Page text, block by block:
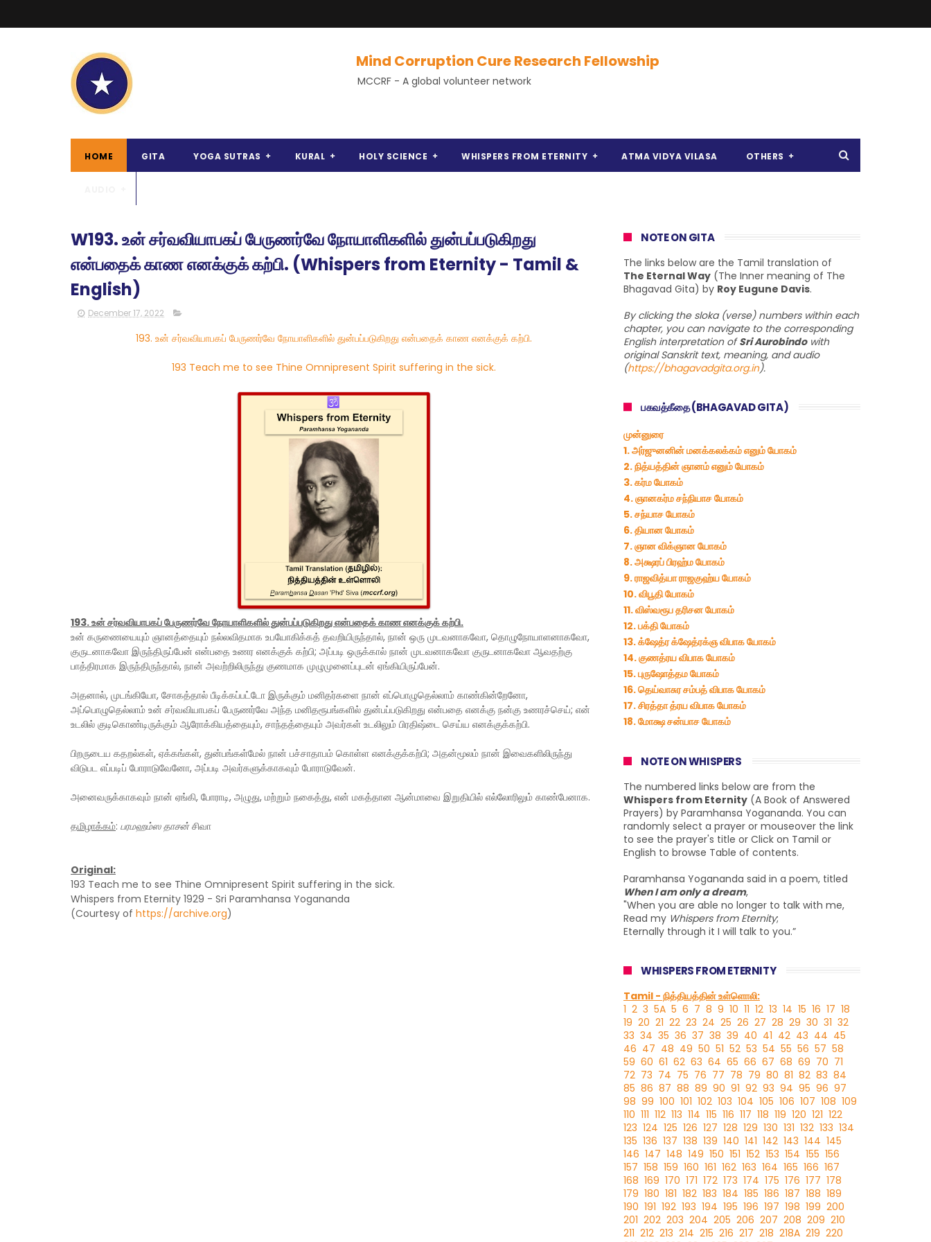
Mind Corruption Cure Research Fellowship
MCCRF - A global volunteer network
HOME GITA YOGA SUTRAS KURAL HOLY SCIENCE WHISPERS FROM ETERNITY ATMA VIDYA VILASA OTHERS
W193. உன் சர்வவியாபகப் பேருணர்வே நோயாளிகளில் துன்பப்படுகிறது
என்பதைக் காண எனக்குக் கற்பி. (Whispers from Eternity - Tamil &
English)
December 17, 2022
193. உன் சர்வவியாபகப் பேருணர்வே நோயாளிகளில் துன்பப்படுகிறது என்பதைக் காண எனக்குக் கற்பி.
193 Teach me to see Thine Omnipresent Spirit suffering in the sick.
193. உன் சர்வவியாபகப் பேருணர்வே நோயாளிகளில் துன்பப்படுகிறது என்பதைக் காண எனக்குக் கற்பி.
உன் கருணையையும் ஞானத்தையும் நல்லவிதமாக உபயோகிக்கத் தவறியிருந்தால், நான் ஒரு முடவனாகவோ, தொழுநோயாளனாகவோ,
குருடனாகவோ இருந்திருப்பேன் என்பதை உணர எனக்குக் கற்பி; அப்படி ஒருக்கால் நான் முடவனாகவோ குருடனாகவோ ஆவதற்கு
பாத்திரமாக இருந்திருந்தால், நான் அவற்றிலிருந்து குணமாக முழுமுனைப்புடன் ஏங்கியிருப்பேன்.
அதனால், முடங்கியோ, சோகத்தால் பீடிக்கப்பட்டோ இருக்கும் மனிதர்களை நான் எப்பொழுதெல்லாம் காண்கின்றேனோ,
அப்பொழுதெல்லாம் உன் சர்வவியாபகப் பேருணர்வே அந்த மனிதரூபங்களில் துன்பப்படுகிறது என்பதை எனக்கு நன்கு உணரச்செய்; என்
உடலில் குடிகொண்டிருக்கும் ஆரோக்கியத்தையும், சாந்தத்தையும் அவர்கள் உடலிலும் பிரதிஷ்டை செய்ய எனக்குக்கற்பி.
பிறருடைய கதறல்கள், ஏக்கங்கள், துன்பங்கள்மேல் நான் பச்சாதாபம் கொள்ள எனக்குக்கற்பி; அதன்மூலம் நான் இவைகளிலிருந்து
விடுபட எப்படிப் போராடுவேனோ, அப்படி அவர்களுக்காகவும் போராடுவேன்.
அனைவருக்காகவும் நான் ஏங்கி, போராடி, அழுது, மற்றும் நகைத்து, என் மகத்தான ஆன்மாவை இறுதியில் எல்லோரிலும் காண்பேனாக.
தமிழாக்கம்: பரமஹம்ஸ தாசன்சிவா
Original:
193 Teach me to see Thine Omnipresent Spirit suffering in the sick.
Whispers from Eternity 1929 - Sri Paramhansa Yogananda
(Courtesy of https://archive.org)
NOTE ON GITA
The links below are the Tamil translation of
The Eternal Way (The Inner meaning of The
Bhagavad Gita) by Roy Eugune Davis.
By clicking the sloka (verse) numbers within each
chapter, you can navigate to the corresponding
English interpretation ofSri Aurobindowith
original Sanskrit text, meaning, and audio
(https://bhagavadgita.org.in).
பகவத்கீதை (BHAGAVAD GITA)
முன்னுரை
1. அர்ஜுனனின் மனக்கலக்கம் எனும் யோகம்
2. நித்யத்தின் ஞானம் எனும் யோகம்
3. கர்ம யோகம்
4. ஞானகர்ம சந்நியாச யோகம்
5. சந்யாச யோகம்
6. தியான யோகம்
7. ஞான விக்ஞான யோகம்
8. அக்ஷரப் பிரஹ்ம யோகம்
9. ராஜவித்யா ராஜகுஹ்ய யோகம்
10. விபூதி யோகம்
11. விஸ்வரூப தரிசன யோகம்
12. பக்தி யோகம்
13. க்ஷேத்ர க்ஷேத்ரக்ஞ விபாக யோகம்
14. குணத்ரய விபாக யோகம்
15. புருஷோத்தம யோகம்
16. தெய்வாசுர சம்பத் விபாக யோகம்
17. சிரத்தா த்ரய விபாக யோகம்
18. மோக்ஷ சன்யாச யோகம்
NOTE ON WHISPERS
The numbered links below are from the
Whispers from Eternity (A Book of Answered
Prayers) by Paramhansa Yogananda. You can
randomly select a prayer or mouseover the link
to see the prayer's title or Click on Tamil or
English to browse Table of contents.
Paramhansa Yogananda said in a poem, titled
When I am only a dream,
"When you are able no longer to talk with me,
Read my Whispers from Eternity;
Eternally through it I will talk to you.”
WHISPERS FROM ETERNITY
Tamil - நித்தியத்தின் உள்ளொலி:
1 2 3 5A 5 6 7 8 9 10 11 12 13 14 15 16 17 18
19 20 21 22 23 24 25 26 27 28 29 30 31 32
33 34 35 36 37 38 39 40 41 42 43 44 45
46 47 48 49 50 51 52 53 54 55 56 57 58
59 60 61 62 63 64 65 66 67 68 69 70 71
72 73 74 75 76 77 78 79 80 81 82 83 84
85 86 87 88 89 90 91 92 93 94 95 96 97
98 99 100 101 102 103 104 105 106 107 108 109
110 111 112 113 114 115 116 117 118 119 120 121 122
123 124 125 126 127 128 129 130 131 132 133 134
135 136 137 138 139 140 141 142 143 144 145
146 147 148 149 150 151 152 153 154 155 156
157 158 159 160 161 162 163 164 165 166 167
168 169 170 171 172 173 174 175 176 177 178
179 180 181 182 183 184 185 186 187 188 189
190 191 192 193 194 195 196 197 198 199 200
201 202 203 204 205 206 207 208 209 210
211 212 213 214 215 216 217 218 218A 219 220